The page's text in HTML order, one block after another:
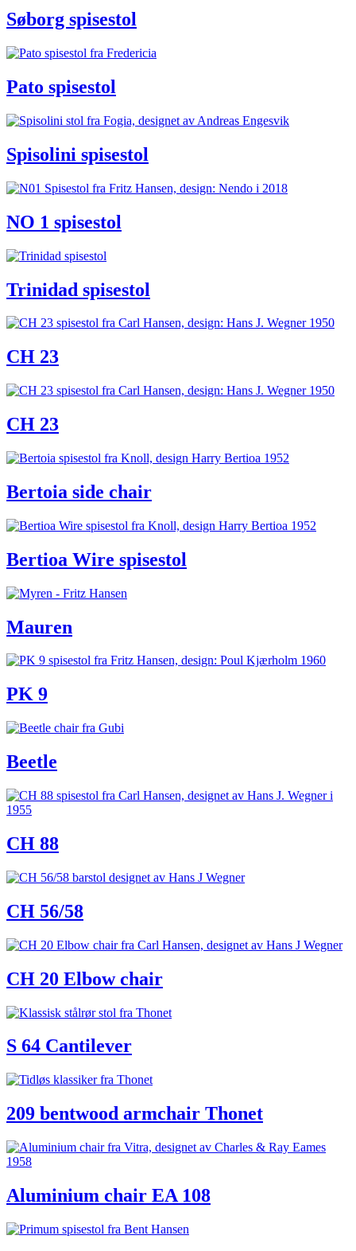
Søborg spisestol
Pato spisestol
Spisolini spisestol
NO 1 spisestol
Trinidad spisestol
CH 23
CH 23
Bertoia side chair
Bertioa Wire spisestol
Mauren
PK 9
Beetle
CH 88
CH 56/58
CH 20 Elbow chair
S 64 Cantilever
209 bentwood armchair Thonet
Aluminium chair EA 108